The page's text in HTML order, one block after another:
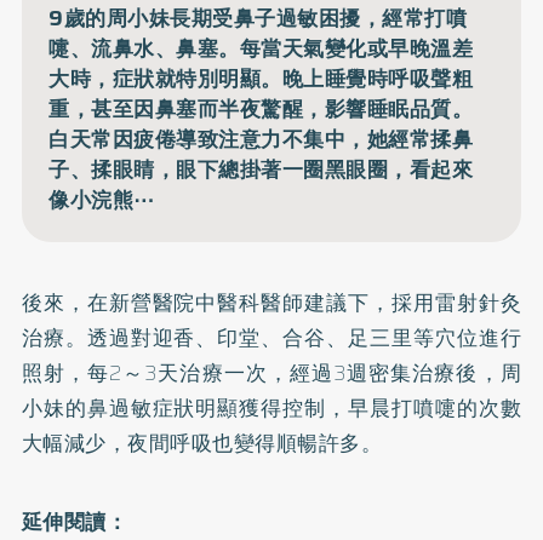
9歲的周小妹長期受鼻子過敏困擾，經常打噴
嚏、流鼻水、鼻塞。每當天氣變化或早晚溫差
大時，症狀就特別明顯。晚上睡覺時呼吸聲粗
重，甚至因鼻塞而半夜驚醒，影響睡眠品質。
白天常因疲倦導致注意力不集中，她經常揉鼻
子、揉眼睛，眼下總掛著一圈黑眼圈，看起來
像小浣熊⋯
後來，在新營醫院中醫科醫師建議下，採用雷射針灸
治療。透過對迎香、印堂、合谷、足三里等穴位進行
照射，每2～3天治療一次，經過3週密集治療後，周
小妹的鼻過敏症狀明顯獲得控制，早晨打噴嚏的次數
大幅減少，夜間呼吸也變得順暢許多。
延伸閱讀：